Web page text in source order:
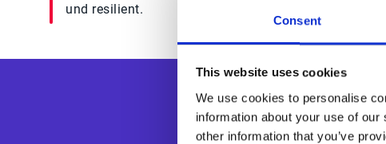
Consent
This website uses cookies
We use cookies to personalise
information about your use of
other information that you’ve
und resilient.